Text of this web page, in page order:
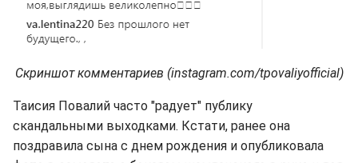
Скриншот комментариев (instagram.com/tpovaliyofficial)
Таисия Повалий часто "радует" публику
скандальными выходками. Кстати, ранее она
поздравила сына с днем рождения и опубликовала